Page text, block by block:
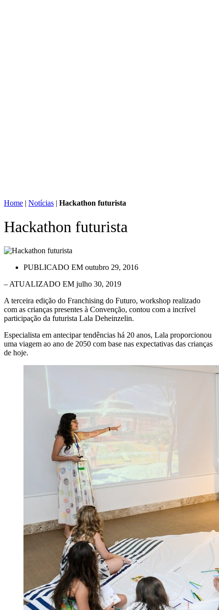
Home | Notícias | Hackathon futurista
Hackathon futurista
PUBLICADO EM outubro 29, 2016
– ATUALIZADO EM julho 30, 2019
A terceira edição do Franchising do Futuro, workshop realizado
com as crianças presentes à Convenção, contou com a incrível
participação da futurista Lala Deheinzelin.
Especialista em antecipar tendências há 20 anos, Lala proporcionou
uma viagem ao ano de 2050 com base nas expectativas das crianças
de hoje.